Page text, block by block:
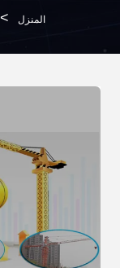
المنزل >